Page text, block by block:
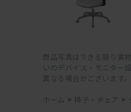
商品写真はできる限り実
いのデバイス・モニター
異なる場合がございます。
ホーム > 椅子・チェア >